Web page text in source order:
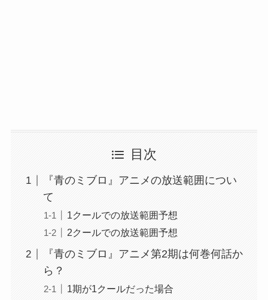
目次
『青のミブロ』アニメの放送範囲につい
て
1クールでの放送範囲予想
2クールでの放送範囲予想
『青のミブロ』アニメ第2期は何巻何話か
ら？
1期が1クールだった場合